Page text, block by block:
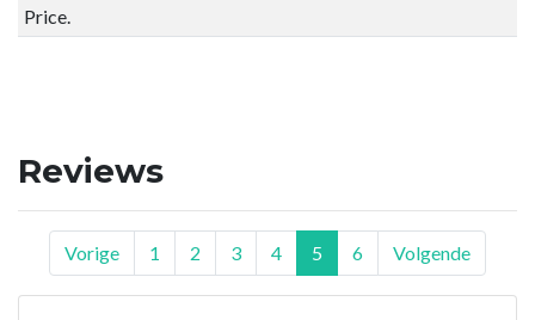
Price.
Reviews
Vorige 1 2 3 4 5 6 Volgende